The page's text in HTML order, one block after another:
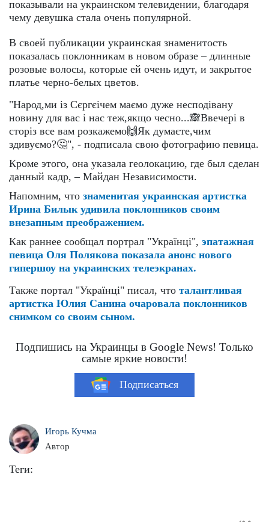
показывали на украинском телевидении, благодаря
чему девушка стала очень популярной.
В своей публикации украинская знаменитость
показалась поклонникам в новом образе – длинные
розовые волосы, которые ей очень идут, и закрытое
платье черно-белых цветов.
"Народ,ми із Сєргєічем маємо дуже несподівану
новину для вас і нас теж,якщо чесно...🙈Ввечері в
сторіз все вам розкажемо🙌Як думаєте,чим
здивуємо?🤔", - подписала свою фотографию певица.
Кроме этого, она указала геолокацию, где был сделан
данный кадр, – Майдан Независимости.
Напомним, что знаменитая украинская артистка
Ирина Билык удивила поклонников своим
внезапным преображением.
Как раннее сообщал портрал "Українці", эпатажная
певица Оля Полякова показала анонс нового
гипершоу на украинских телеэкранах.
Также портал "Українці" писал, что талантливая
артистка Юлия Санина очаровала поклонников
снимком со своим сыном.
Подпишись на Украинцы в Google News! Только
самые яркие новости!
Подписаться
Игорь Кучма
Автор
Теги: